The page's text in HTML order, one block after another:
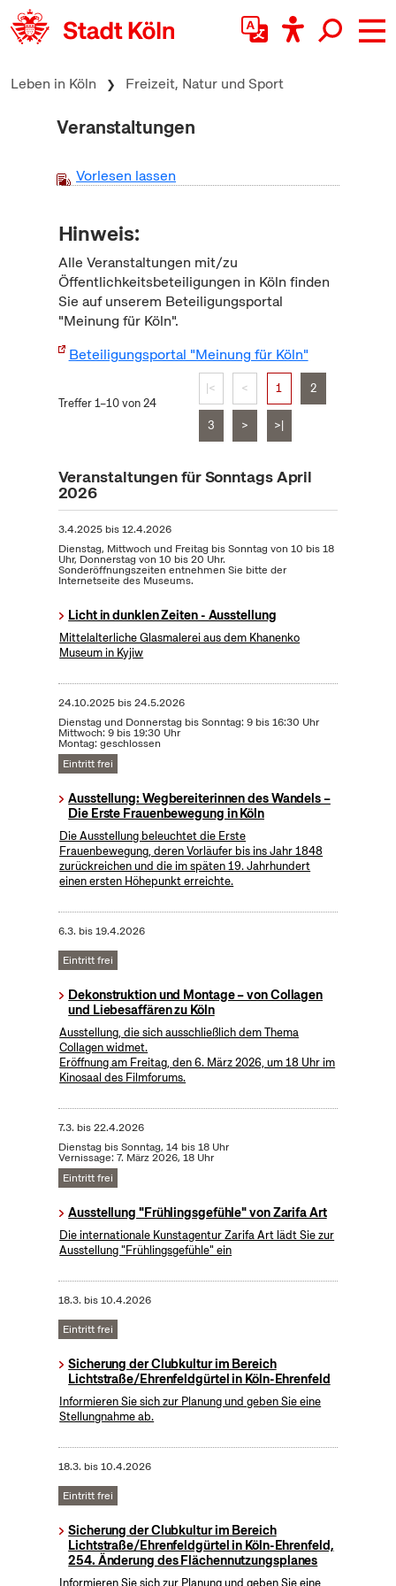
zum Inhalt springen
Leben in Köln Freizeit, Natur und Sport
Veranstaltungen
Vorlesen lassen
Hinweis:
Alle Veranstaltungen mit/zu
Öffentlichkeitsbeteiligungen in Köln finden
Sie auf unserem Beteiligungsportal
"Meinung für Köln".
Beteiligungsportal "Meinung für Köln"
Treffer 1–10 von 24
|< < 1 2
3 > >|
Veranstaltungen für Sonntags April
2026
3.4.2025bis12.4.2026
Dienstag, Mittwoch und Freitag bis Sonntag von 10 bis 18
Uhr, Donnerstag von 10 bis 20 Uhr.
Sonderöffnungszeiten entnehmen Sie bitte der
Internetseite des Museums.
Licht in dunklen Zeiten - Ausstellung
Mittelalterliche Glasmalerei aus dem Khanenko
Museum in Kyjiw
24.10.2025bis24.5.2026
Dienstag und Donnerstag bis Sonntag: 9 bis 16:30 Uhr
Mittwoch: 9 bis 19:30 Uhr
Montag: geschlossen
Eintritt frei
Ausstellung: Wegbereiterinnen des Wandels –
Die Erste Frauenbewegung in Köln
Die Ausstellung beleuchtet die Erste
Frauenbewegung, deren Vorläufer bis ins Jahr 1848
zurückreichen und die im späten 19. Jahrhundert
einen ersten Höhepunkt erreichte.
6.3. bis19.4.2026
Eintritt frei
Dekonstruktion und Montage – von Collagen
und Liebesaffären zu Köln
Ausstellung, die sich ausschließlich dem Thema
Collagen widmet.
Eröffnung am Freitag, den 6. März 2026, um 18 Uhr im
Kinosaal des Filmforums.
7.3. bis22.4.2026
Dienstag bis Sonntag, 14 bis 18 Uhr
Vernissage: 7. März 2026, 18 Uhr
Eintritt frei
Ausstellung "Frühlingsgefühle" von Zarifa Art
Die internationale Kunstagentur Zarifa Art lädt Sie zur
Ausstellung "Frühlingsgefühle" ein
18.3. bis10.4.2026
Eintritt frei
Sicherung der Clubkultur im Bereich
Lichtstraße/Ehrenfeldgürtel in Köln-Ehrenfeld
Informieren Sie sich zur Planung und geben Sie eine
Stellungnahme ab.
18.3. bis10.4.2026
Eintritt frei
Sicherung der Clubkultur im Bereich
Lichtstraße/Ehrenfeldgürtel in Köln-Ehrenfeld,
254. Änderung des Flächennutzungsplanes